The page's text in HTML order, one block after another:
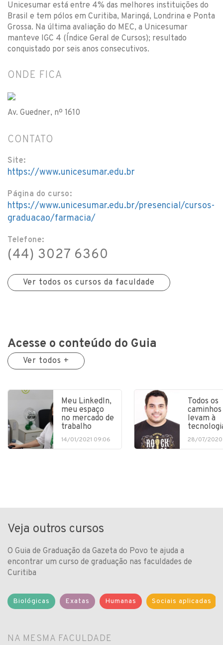
Unicesumar está entre 4% das melhores instituições do
Brasil e tem pólos em Curitiba, Maringá, Londrina e Ponta
Grossa. Na última avaliação do MEC, a Unicesumar
manteve IGC 4 (Índice Geral de Cursos); resultado
conquistado por seis anos consecutivos.
ONDE FICA
Av. Guedner, nº 1610
CONTATO
Site:
https://www.unicesumar.edu.br
Página do curso:
https://www.unicesumar.edu.br/presencial/cursos-
graduacao/farmacia/
Telefone:
(44) 3027 6360
Ver todos os cursos da faculdade
Acesse o conteúdo do Guia
Ver todos +
Meu LinkedIn,
meu espaço
no mercado de
trabalho
14/01/2021 09:06
Todos os
caminhos
levam à
28/07/2020
Veja outros cursos
O Guia de Graduação da Gazeta do Povo te ajuda a
encontrar um curso de graduação nas faculdades de
Curitiba
Biológicas Exatas Humanas Sociais aplicadas
NA MESMA FACULDADE